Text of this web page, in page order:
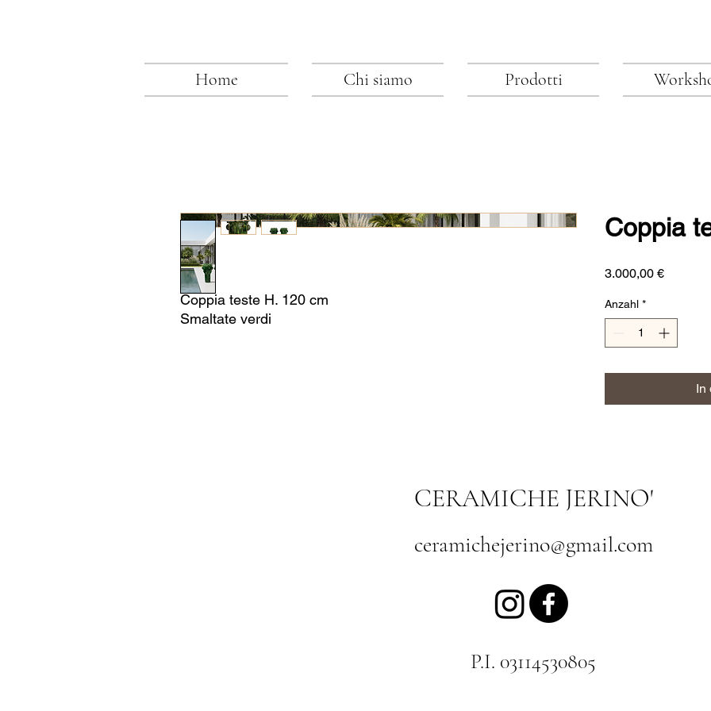
Home Chi siamo Prodotti
Coppia teste H. 120 cm
Smaltate verdi
Coppia
3.000,00 €Preis
Anzahl *
In
CERAMICHE JERINO'
ceramichejerino@gmail.com
P.I. 03114530805